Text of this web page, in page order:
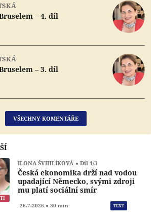
– 4. díl
– 3. díl
VŠECHNY KOMENTÁŘE
ILONA ŠVIHLÍKOVÁ Díl 1/3
Česká ekonomika drží nad vodou
upadající Německo, svými zdroji
mu platí sociální smír
26.7.2026 30 min TEXT